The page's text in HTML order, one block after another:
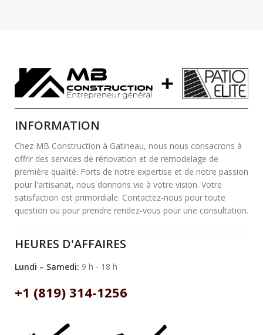
INFORMATION
Chez MB Construction à Gatineau, nous nous consacrons à
offrir des services de rénovation et de remodelage de
première qualité. Forts de notre expertise et de notre passion
pour l'artisanat, nous donnons vie à votre vision. Votre
satisfaction est primordiale. Contactez-nous pour toute
question ou pour prendre rendez-vous pour une consultation.
HEURES D'AFFAIRES
Lundi – Samedi: 9 h - 18 h
+1 (819) 314-1256